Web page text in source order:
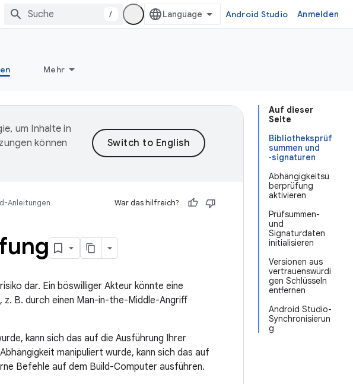
/ Android Studio Anmelden
Mehr
Auf dieser
Seite
Bibliotheksprüf
summen und
‑signaturen
Abhängigkeitsü
berprüfung
aktivieren
Prüfsummen-
und
Signaturdaten
initialisieren
Versionen aus
vertrauenswürdi
gen Schlüsseln
entfernen
Android Studio-
Synchronisierun
g
um Inhalte in
können
Anleitungen War das hilfreich?
dar. Ein böswilliger Akteur könnte eine
z. B. durch einen Man-in-the-Middle-Angriff
kann sich das auf die Ausführung Ihrer
manipuliert wurde, kann sich das auf
Befehle auf dem Build-Computer ausführen.